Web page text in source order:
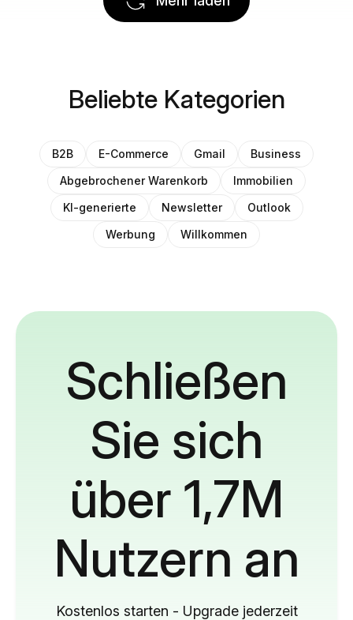
Beliebte Kategorien
B2B E-Commerce Gmail
Business
Abgebrochener Warenkorb
Immobilien
KI-generierte
Newsletter
Outlook
Werbung
Willkommen
Schließen
Sie sich
über 1,7M
Nutzern an
Kostenlos starten - Upgrade jederzeit